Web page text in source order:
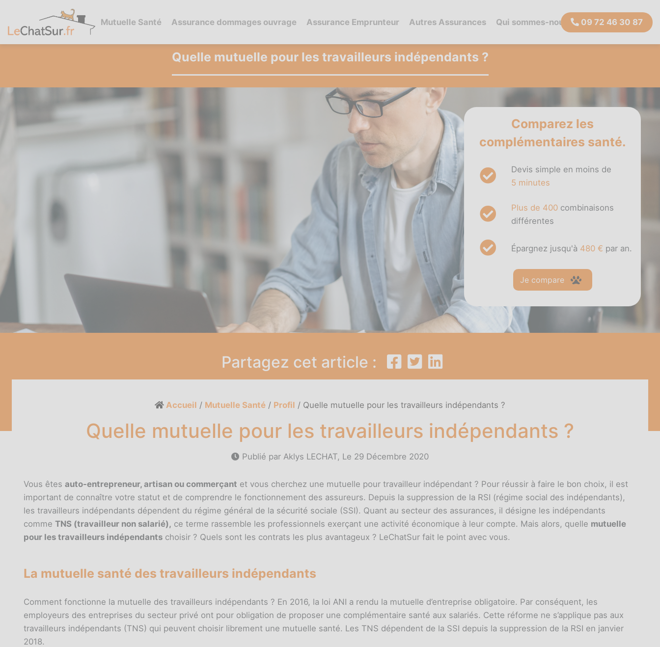
Mutuelle Santé Assurance dommages ouvrage Assurance Emprunteur Autres Assurances Qui sommes-nous ? 09 72 46 30 87
Quelle mutuelle pour les travailleurs indépendants ?
Comparez les
complémentaires santé.
Devis simple en moins de
5 minutes
Plus de 400 combinaisons
différentes
Épargnez jusqu'à 480 € par an.
Je compare
Partagez cet article :
Accueil / Mutuelle Santé / Profil / Quelle mutuelle pour les travailleurs indépendants ?
Quelle mutuelle pour les travailleurs indépendants ?
Publié par Aklys LECHAT, Le 29 Décembre 2020
Vous êtes auto-entrepreneur, artisan ou commerçant et vous cherchez une mutuelle pour travailleur indépendant ? Pour réussir à faire le bon choix, il est
important de connaître votre statut et de comprendre le fonctionnement des assureurs. Depuis la suppression de la RSI (régime social des indépendants),
les travailleurs indépendants dépendent du régime général de la sécurité sociale (SSI). Quant au secteur des assurances, il désigne les indépendants
comme TNS (travailleur non salarié), ce terme rassemble les professionnels exerçant une activité économique à leur compte. Mais alors, quelle mutuelle
pour les travailleurs indépendants choisir ? Quels sont les contrats les plus avantageux ? LeChatSur fait le point avec vous.
La mutuelle santé des travailleurs indépendants
Comment fonctionne la mutuelle des travailleurs indépendants ? En 2016, la loi ANI a rendu la mutuelle d’entreprise obligatoire. Par conséquent, les
employeurs des entreprises du secteur privé ont pour obligation de proposer une complémentaire santé aux salariés. Cette réforme ne s’applique pas aux
travailleurs indépendants (TNS) qui peuvent choisir librement une mutuelle santé. Les TNS dépendent de la SSI depuis la suppression de la RSI en janvier
2018.